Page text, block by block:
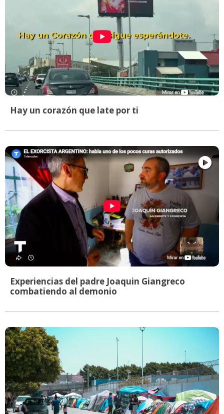
Hay un corazón que late por ti
Experiencias del padre Joaquin Giangreco
combatiendo al demonio